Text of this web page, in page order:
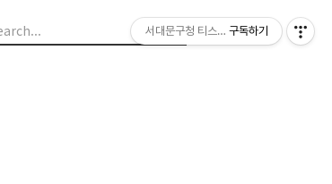
서대문구청 티스토리 블로그
구독하기